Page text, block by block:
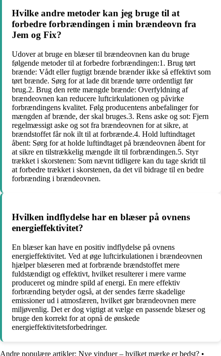
Hvilke andre metoder kan jeg bruge til at
forbedre forbrændingen i min brændeovn fra
Jem og Fix?
Udover at bruge en blæser til brændeovnen kan du bruge
følgende metoder til at forbedre forbrændingen:1. Brug tørt
brænde: Vådt eller fugtigt brænde brænder ikke så effektivt som
tørt brænde. Sørg for at lade dit brænde tørre ordentligt før
brug.2. Brug den rette mængde brænde: Overfyldning af
brændeovnen kan reducere luftcirkulationen og påvirke
forbrændingens kvalitet. Følg producentens anbefalinger for
mængden af brænde, der skal bruges.3. Rens aske og sot: Fjern
regelmæssigt aske og sot fra brændeovnen for at sikre, at
brændstoffet får nok ilt til at forbrænde.4. Hold luftindtaget
åbent: Sørg for at holde luftindtaget på brændeovnen åbent for
at sikre en tilstrækkelig mængde ilt til forbrændingen.5. Styr
trækket i skorstenen: Som nævnt tidligere kan du tage skridt til
at forbedre trækket i skorstenen, da det vil bidrage til en bedre
forbrænding i brændeovnen.
Hvilken indflydelse har en blæser på ovnens
energieffektivitet?
En blæser kan have en positiv indflydelse på ovnens
energieffektivitet. Ved at øge luftcirkulationen i brændeovnen
hjælper blæseren med at forbrænde brændstoffet mere
fuldstændigt og effektivt, hvilket resulterer i mere varme
produceret og mindre spild af energi. En mere effektiv
forbrænding betyder også, at der sendes færre skadelige
emissioner ud i atmosfæren, hvilket gør brændeovnen mere
miljøvenlig. Det er dog vigtigt at vælge en passende blæser og
bruge den korrekt for at opnå de ønskede
energieffektivitetsforbedringer.
Andre populære artikler: Nye vinduer – hvilket mærke er bedst? •